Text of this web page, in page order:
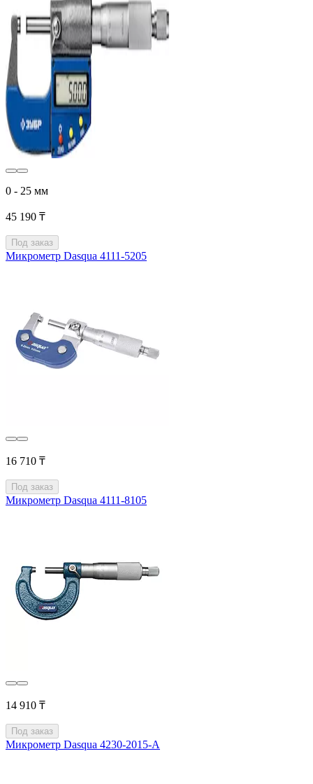
0 - 25 мм
45 190 ₸
Под заказ
Микрометр Dasqua 4111-5205
16 710 ₸
Под заказ
Микрометр Dasqua 4111-8105
14 910 ₸
Под заказ
Микрометр Dasqua 4230-2015-A